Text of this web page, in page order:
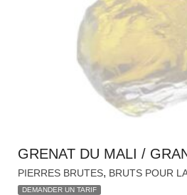
GRENAT DU MALI /
PIERRES BRUTES, BRUTS POUR
DEMANDER UN TARIF